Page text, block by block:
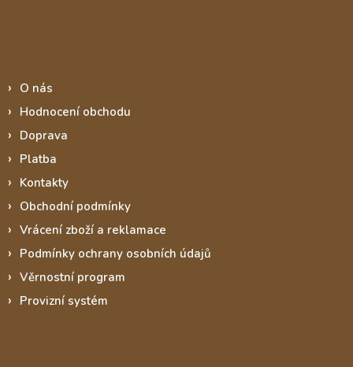
O nás
Hodnocení obchodu
Doprava
Platba
Kontakty
Obchodní podmínky
Vrácení zboží a reklamace
Podmínky ochrany osobních údajů
Věrnostní program
Provizní systém